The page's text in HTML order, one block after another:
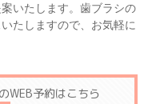
いたします。歯ブラシの
たしますので、お気軽に
WEB予約はこちら